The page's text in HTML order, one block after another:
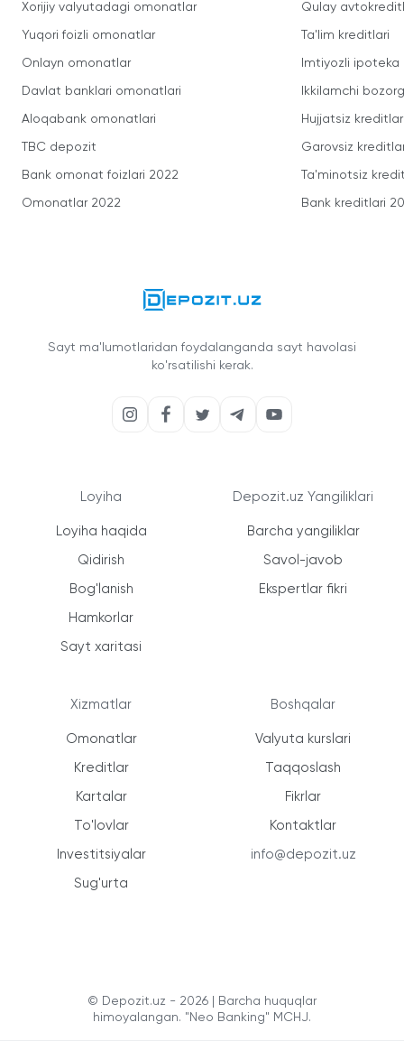
Xorijiy valyutadagi omonatlar
Yuqori foizli omonatlar
Onlayn omonatlar
Davlat banklari omonatlari
Aloqabank omonatlari
TBC depozit
Bank omonat foizlari 2022
Omonatlar 2022
Qulay
Ta'lim kreditlari
Imtiyozli ipoteka
Ikkilamchi
Hujjatsiz kreditlar
Garovsiz
Ta'minotsiz
Bank kreditlari
Sayt ma'lumotlaridan foydalanganda sayt havolasi
ko'rsatilishi kerak.
Loyiha
Loyiha haqida
Qidirish
Bog'lanish
Hamkorlar
Sayt xaritasi
Xizmatlar
Omonatlar
Kreditlar
Kartalar
To'lovlar
Investitsiyalar
Sug'urta
Depozit.uz Yangiliklari
Barcha yangiliklar
Savol-javob
Ekspertlar fikri
Boshqalar
Valyuta kurslari
Taqqoslash
Fikrlar
Kontaktlar
info@depozit.uz
© Depozit.uz - 2026 | Barcha huquqlar
himoyalangan. "Neo Banking" MCHJ.